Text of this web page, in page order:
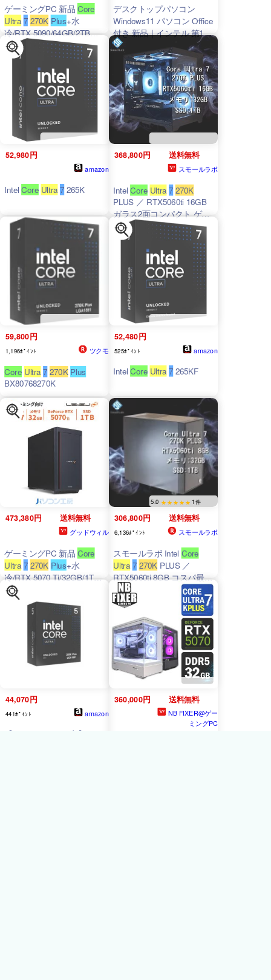
ゲーミングPC 新品 Core
Ultra 7 270K Plus+水
冷/RTX 5090/64GB/2TB
SSD/Windows 11 BTO レベ
ルインフィニティ
デスクトップパソコン
Windows11 パソコン Office
付き 新品｜インテル 第15
世代
ultra 5-225 245K
ultra7-265K270KPlus｜
SSD 256GB～2TB｜メモリ
DDR5 16GB 32GB 64GB
｜ デスクトップPC AI 高性
能 ゲーム 本体のみ 高スペ
ッ 初期設定済み
52,980円
amazon
IntelCore Ultra 7 265K
368,800円 送料無料
スモールラボ
IntelCore Ultra 7 270K
PLUS ／ RTX5060ti 16GB
ガラス2面コンパクト ゲー
ミングPC Windows11
Home SSD 1TB メモリ
DDR5 4800MHz 32GB ブ
ラック 黒
59,800円
1,196ﾎﾟｲﾝﾄ ツクモ
Core Ultra 7 270K Plus
BX80768270K
52,480円
525ﾎﾟｲﾝﾄ amazon
IntelCore Ultra 7 265KF
473,380円 送料無料
グッドウィル
ゲーミングPC 新品 Core
Ultra 7 270K Plus+水
冷/RTX 5070 Ti/32GB/1TB
SSD/Windows 11 BTO レベ
ルインフィニティ
306,800円 送料無料
6,136ﾎﾟｲﾝﾄ スモールラボ
5.0 1件
スモールラボ Intel Core
Ultra 7 270K PLUS ／
RTX5060ti 8GB コスパ最強
ゲーミングPC Windows11
Home SSD M.2 NVME 1TB
メモリ DDR5 4800MHz
32GB 無線LAN機能 WiFi6E
Bluetooth5.3
44,070円
441ﾎﾟｲﾝﾄ amazon
【Amazon.co.jp限定】 イン
360,000円 送料無料
NB FIXER@ゲー
ミングPC